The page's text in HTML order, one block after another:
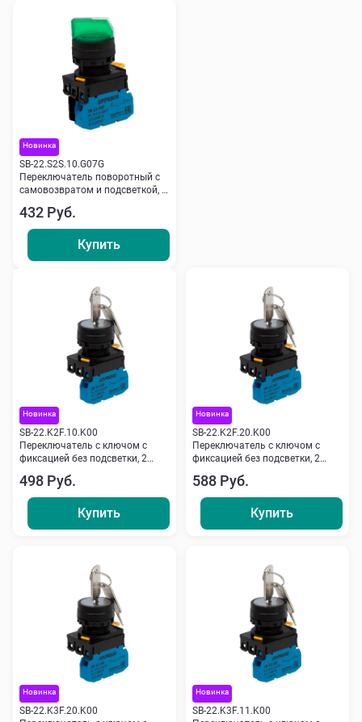
Новинка
SB-22.S2S.10.G07G
Переключатель поворотный с
самовозвратом и подсветкой, 2
Кипприбор
432 Руб.
Купить
Новинка
SB-22.K2F.10.K00
Переключатель с ключом с
фиксацией без подсветки, 2
498 Руб.
Купить
Новинка
SB-22.K2F.20.K00
Переключатель с ключом с
фиксацией без подсветки, 2
588 Руб.
Купить
Новинка
SB-22.K3F.20.K00
Новинка
SB-22.K3F.11.K00